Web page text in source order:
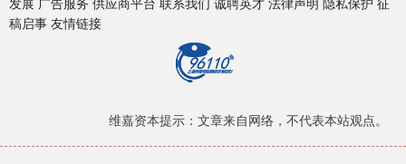
稿启事 友情链接
维嘉资本提示：文章来自网络，不代表本站观点。